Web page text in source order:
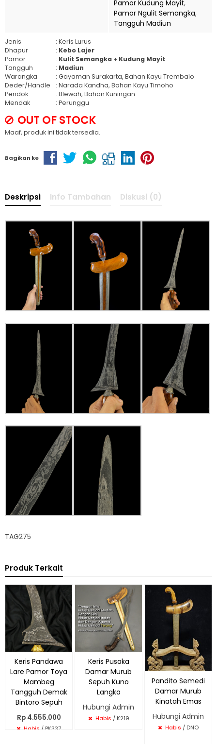
Pamor Kudung Mayit,
Pamor Ngulit Semangka,
Tangguh Madiun
Jenis
: Keris Lurus
Dhapur
: Kebo Lajer
Pamor
: Kulit Semangka + Kudung Mayit
Tangguh
: Madiun
Warangka
: Gayaman Surakarta, Bahan Kayu Trembalo
Deder/Handle
: Narada Kandha, Bahan Kayu Timoho
Pendok
: Blewah, Bahan Kuningan
Mendak
: Perunggu
OUT OF STOCK
Maaf, produk ini tidak tersedia.
Bagikan ke
Deskripsi Info Tambahan Diskusi (0)
TAG275
Produk Terkait
Keris Pandawa
Lare Pamor Toya
Mambeg
Tangguh Demak
Bintoro Sepuh
Rp 4.555.000
Habis / PK337
Keris Pusaka
Damar Murub
Sepuh Kuno
Langka
Hubungi Admin
Habis / K219
Pandito Semedi
Damar Murub
Kinatah Emas
Hubungi Admin
Habis / DNO